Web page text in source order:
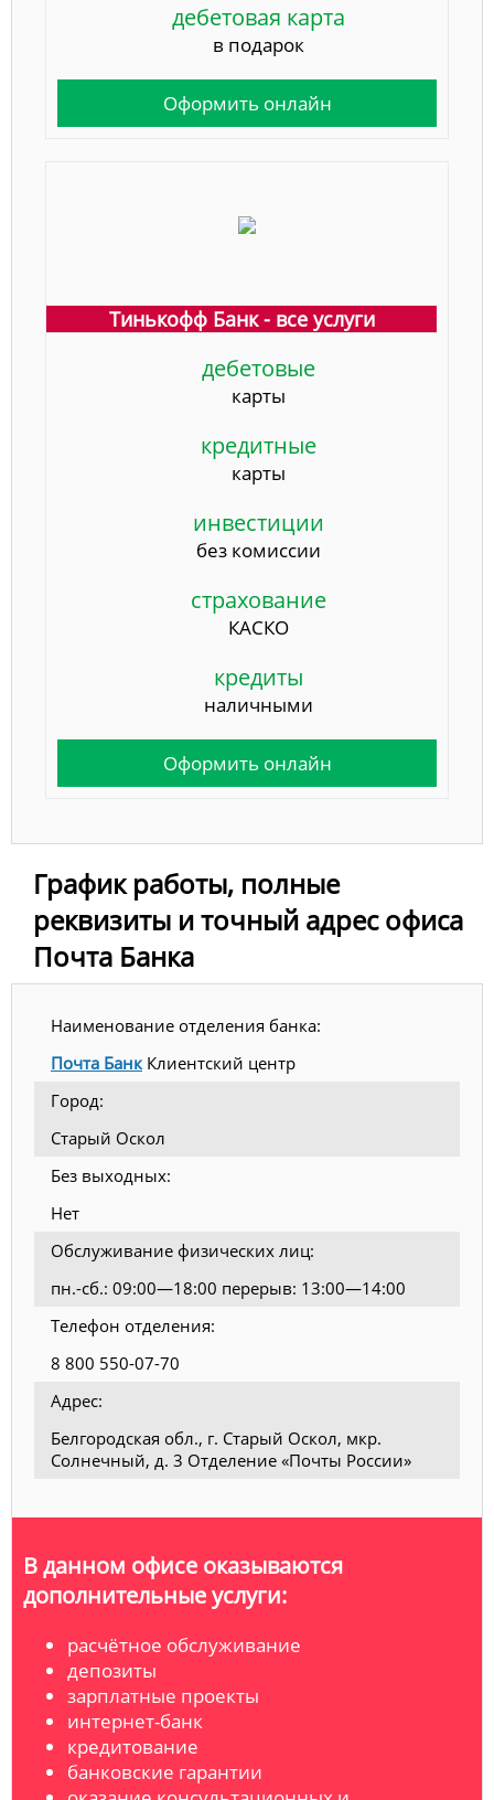
дебетовая карта
в подарок
Оформить онлайн
Тинькофф Банк - все услуги
дебетовые
карты
кредитные
карты
инвестиции
без комиссии
страхование
КАСКО
кредиты
наличными
Оформить онлайн
График работы, полные
реквизиты и точный адрес офиса
Почта Банка
Наименование отделения банка:
Почта БанкКлиентский центр
Город:
Старый Оскол
Без выходных:
Нет
Обслуживание физических лиц:
пн.-сб.: 09:00—18:00 перерыв: 13:00—14:00
Телефон отделения:
8 800 550-07-70
Адрес:
Белгородская обл., г. Старый Оскол, мкр.
Солнечный, д. 3 Отделение «Почты России»
В данном офисе оказываются
дополнительные услуги:
расчётное обслуживание
депозиты
зарплатные проекты
интернет-банк
кредитование
банковские гарантии